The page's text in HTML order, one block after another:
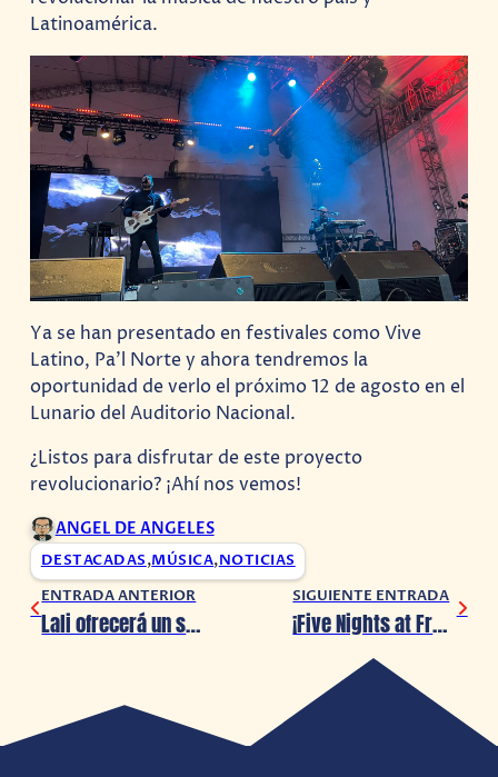
Latinoamérica.
Ya se han presentado en festivales como Vive
Latino, Pa’l Norte y ahora tendremos la
oportunidad de verlo el próximo 12 de agosto en el
Lunario del Auditorio Nacional.
¿Listos para disfrutar de este proyecto
revolucionario? ¡Ahí nos vemos!
ANGEL DE ANGELES
DESTACADAS,MÚSICA,NOTICIAS
ENTRADA ANTERIOR
Lali ofrecerá un show lleno de flow en la CDMX en Septiembre 2023
SIGUIENTE ENTRADA
¡Five Nights at Freddy’s presenta su primer avance!